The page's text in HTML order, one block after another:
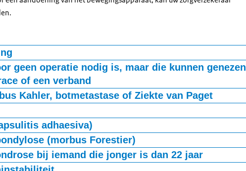
open schedel, klompvoet, Syndroom van Down.
geen operatie nodig is, maar die kunnen genezen
of een verband
voor fysiotherapie of oefentherapie maximaal 6 maanden nadat
(fractuur) waarvoor geen operatie nodig is (conservatieve behandeling).
Kahler, botmetastase of Ziekte van Paget
Kahler, botmetastase en ziekte van Paget.
lupus erythematodes (SLE), sclerodermie, dermatomyositis, syndroom
Danlos, Polyarteritis nodosa.
adhaesiva)
(morbus Forestier)
Forestier (Diffuse Idiopathische Skeletale Hyperostose (DISH).
bij iemand die jonger is dan 22 jaar
Freiberg, ziekte van Köhler, ziekte van Kienböck, ziekte van Calve-Legg-